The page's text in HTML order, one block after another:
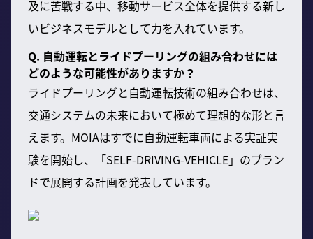
及に苦戦する中、移動サービス全体を提供する新し
いビジネスモデルとして力を入れています。
Q. 自動運転とライドプーリングの組み合わせには
どのような可能性がありますか？
ライドプーリングと自動運転技術の組み合わせは、
交通システムの未来において極めて理想的な形と言
えます。MOIAはすでに自動運転車両による実証実
験を開始し、「SELF-DRIVING-VEHICLE」のブラン
ドで展開する計画を発表しています。